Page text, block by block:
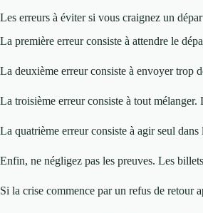
Les erreurs à éviter si vous craignez un
La première erreur consiste à attendre le
La deuxième erreur consiste à envoyer trop
La troisième erreur consiste à tout
La quatrième erreur consiste à agir seul
Enfin, ne négligez pas les preuves. Les
Si la crise commence par un refus de retour